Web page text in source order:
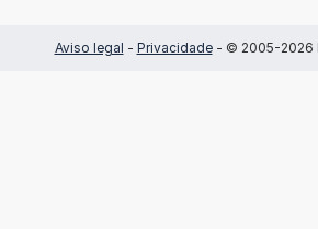
Aviso legal - Privacidade- © 2005-2026